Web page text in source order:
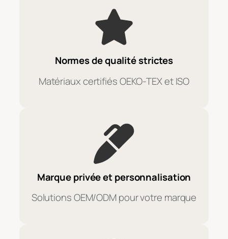
Normes de qualité strictes
Matériaux certifiés OEKO-TEX et ISO
Marque privée et personnalisation
Solutions OEM/ODM pour votre marque